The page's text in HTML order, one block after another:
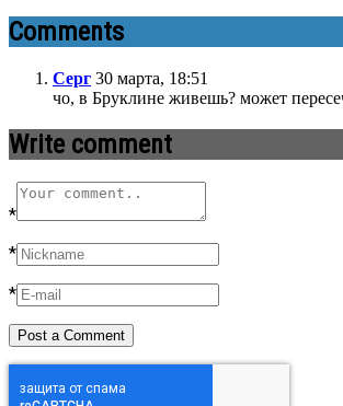
Comments
Серг 30 марта, 18:51
чо, в Бруклине живешь? может
Write comment
*
*
*